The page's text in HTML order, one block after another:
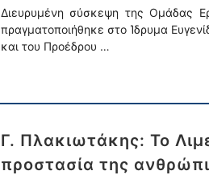
Διευρυμένη σύσκεψη της Ομάδας
πραγματοποιήθηκε στο Ίδρυμα
και του Προέδρου …
Γ. Πλακιωτάκης: Το
προστασία της